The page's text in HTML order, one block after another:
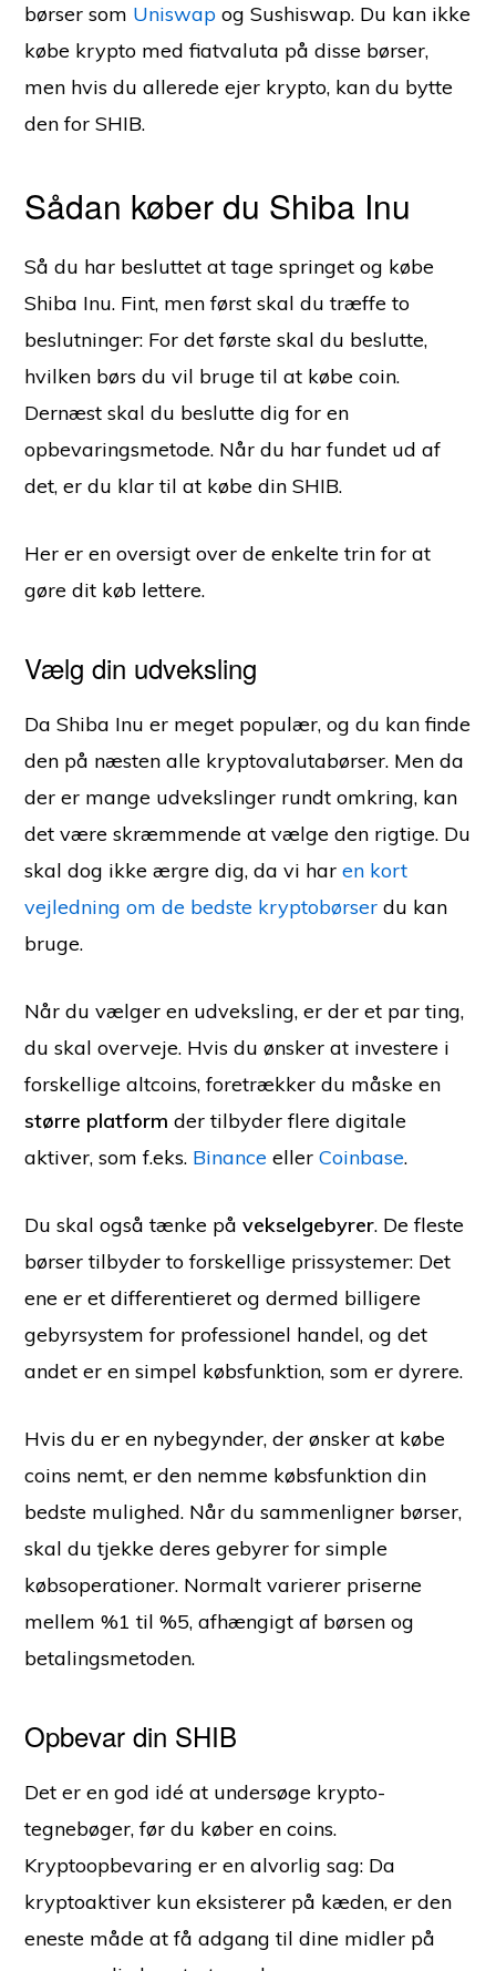
børser som Uniswap og Sushiswap. Du kan ikke
købe krypto med fiatvaluta på disse børser,
men hvis du allerede ejer krypto, kan du bytte
den for SHIB.
Sådan køber du Shiba Inu
Så du har besluttet at tage springet og købe
Shiba Inu. Fint, men først skal du træffe to
beslutninger: For det første skal du beslutte,
hvilken børs du vil bruge til at købe coin.
Dernæst skal du beslutte dig for en
opbevaringsmetode. Når du har fundet ud af
det, er du klar til at købe din SHIB.
Her er en oversigt over de enkelte trin for at
gøre dit køb lettere.
Vælg din udveksling
Da Shiba Inu er meget populær, og du kan finde
den på næsten alle kryptovalutabørser. Men da
der er mange udvekslinger rundt omkring, kan
det være skræmmende at vælge den rigtige. Du
skal dog ikke ærgre dig, da vi haren kort
vejledning om de bedste kryptobørser du kan
bruge.
Når du vælger en udveksling, er der et par ting,
du skal overveje. Hvis du ønsker at investere i
forskellige altcoins, foretrækker du måske en
større platform der tilbyder flere digitale
aktiver, som f.eks. Binance ellerCoinbase.
Du skal også tænke på vekselgebyrer. De fleste
børser tilbyder to forskellige prissystemer: Det
ene er et differentieret og dermed billigere
gebyrsystem for professionel handel, og det
andet er en simpel købsfunktion, som er dyrere.
Hvis du er en nybegynder, der ønsker at købe
coins nemt, er den nemme købsfunktion din
bedste mulighed. Når du sammenligner børser,
skal du tjekke deres gebyrer for simple
købsoperationer. Normalt varierer priserne
mellem %1 til %5, afhængigt af børsen og
betalingsmetoden.
Opbevar din SHIB
Det er en god idé at undersøge krypto-
tegnebøger, før du køber en coins.
Kryptoopbevaring er en alvorlig sag: Da
kryptoaktiver kun eksisterer på kæden, er den
eneste måde at få adgang til dine midler på